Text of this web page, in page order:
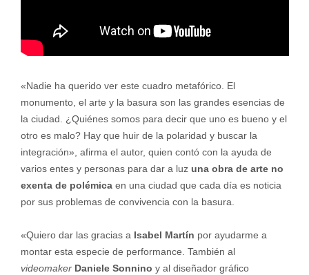
«Nadie ha querido ver este cuadro metafórico. El
monumento, el arte y la basura son las grandes esencias de
la ciudad. ¿Quiénes somos para decir que uno es bueno y el
otro es malo? Hay que huir de la polaridad y buscar la
integración», afirma el autor, quien contó con la ayuda de
varios entes y personas para dar a luz una obra de arte no
exenta de polémicaen una ciudad que cada día es noticia
por sus problemas de convivencia con la basura.
«Quiero dar las gracias a Isabel Martín por ayudarme a
montar esta especie de performance. También al
videomaker Daniele Sonnino y al diseñador gráfico